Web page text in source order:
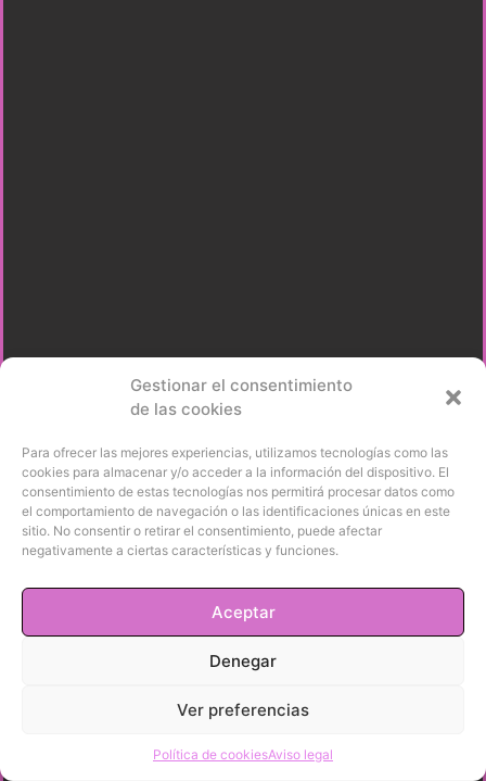
Gestionar el consentimiento
de las cookies
Para ofrecer las mejores experiencias, utilizamos tecnologías como las
cookies para almacenar y/o acceder a la información del dispositivo. El
consentimiento de estas tecnologías nos permitirá procesar datos como
el comportamiento de navegación o las identificaciones únicas en este
sitio. No consentir o retirar el consentimiento, puede afectar
negativamente a ciertas características y funciones.
Aceptar
Denegar
Ver preferencias
Política de cookiesAviso legal